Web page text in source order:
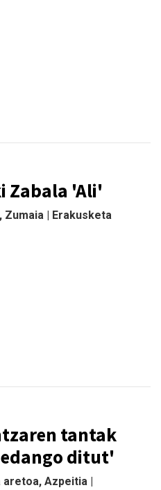
Zabala 'Ali'
| Erakusketa
tantak
ditut'
Azpeitia |